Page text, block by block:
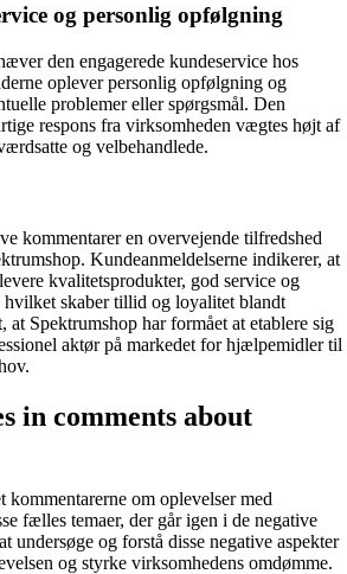
og personlig opfølgning
den engagerede kundeservice hos
oplever personlig opfølgning og
problemer eller spørgsmål. Den
respons fra virksomheden vægtes højt af
og velbehandlede.
kommentarer en overvejende tilfredshed
Kundeanmeldelserne indikerer, at
kvalitetsprodukter, god service og
hvilket skaber tillid og loyalitet blandt
at Spektrumshop har formået at etablere sig
aktør på markedet for hjælpemidler til
in comments about
kommentarerne om oplevelser med
fælles temaer, der går igen i de negative
undersøge og forstå disse negative aspekter
og styrke virksomhedens omdømme.